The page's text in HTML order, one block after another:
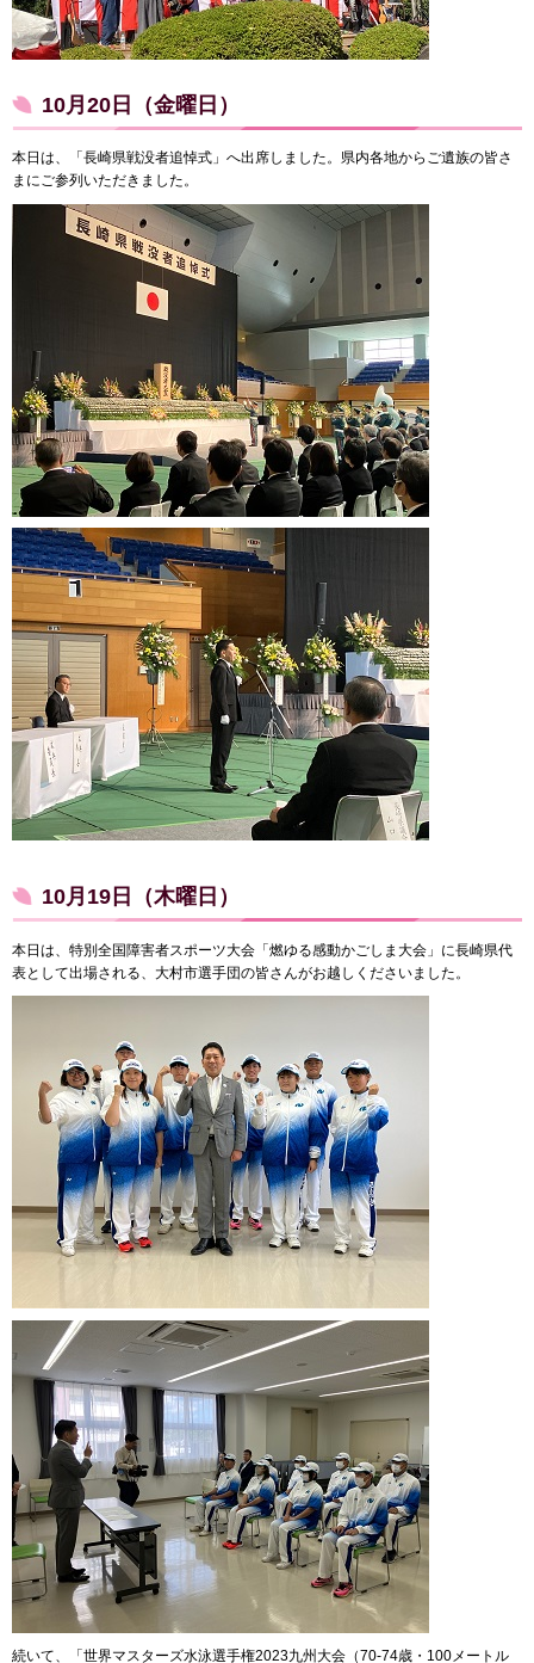
10月20日（金曜日）
本日は、「長崎県戦没者追悼式」へ出席しました。県内各地からご遺族の皆さ
まにご参列いただきました。
10月19日（木曜日）
本日は、特別全国障害者スポーツ大会「燃ゆる感動かごしま大会」に長崎県代
表として出場される、大村市選手団の皆さんがお越しくださいました。
続いて、「世界マスターズ水泳選手権2023九州大会（70-74歳・100メートル